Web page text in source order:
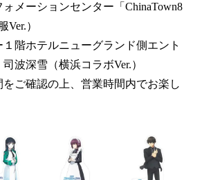
ォメーションセンター「ChinaTown8
）
１階ホテルニューグランド側エント
波深雪（横浜コラボVer.）
ご確認の上、営業時間内でお楽し